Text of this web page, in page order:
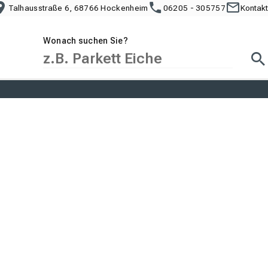
Talhausstraße 6, 68766 Hockenheim 06205 - 305757 Kontakt
Wonach suchen Sie?